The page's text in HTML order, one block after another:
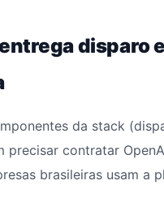
disparo
da stack
contratar
brasileiras usam a